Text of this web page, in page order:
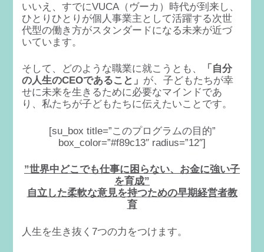
いいえ、すでにVUCA（ヴーカ）時代が到来し、
ひとりひとりが個人事業主として活躍する次世
代型の働き方がスタンダードになる未来が近づ
いています。
そして、どのような職業に就こうとも、
「自分
の人生のCEOであること」 が、子どもたちが幸
せに未来を生きるために必要なマインドであ
り、私たちが子どもたちに伝えたいことです。
[su_box title=”このプログラムの目的”
box_color=”#f89c13″ radius=”12″]
”世界中どこでも仕事に困らない、お金に強い子
を育成”
自立した柔軟な意見を持つための早期経営者教
育
人生を生き抜く7つの力をつけます。